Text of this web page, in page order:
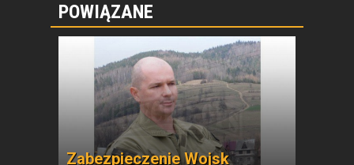
POWIĄZANE
Zabezpieczenie Wojsk